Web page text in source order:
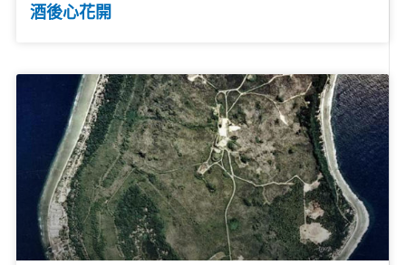
酒後心花開